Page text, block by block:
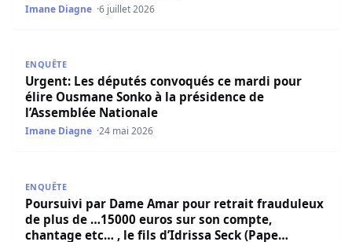
Imane Diagne 6 juillet 2026
ENQUÊTE
Urgent: Les députés convoqués ce mardi pour
élire Ousmane Sonko à la présidence de
l’Assemblée Nationale
Imane Diagne 24 mai 2026
ENQUÊTE
Poursuivi par Dame Amar pour retrait frauduleux
de plus de …15000 euros sur son compte,
chantage etc… , le fils d’Idrissa Seck (Pape